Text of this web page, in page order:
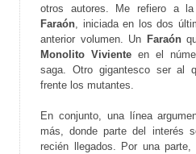
otros autores. Me refiero a
Faraón , iniciada en los dos
anterior volumen. Un Faraón
Monolito Viviente en el
saga. Otro gigantesco ser al
frente los mutantes.
En conjunto, una línea
más, donde parte del interés
recién llegados. Por una parte,